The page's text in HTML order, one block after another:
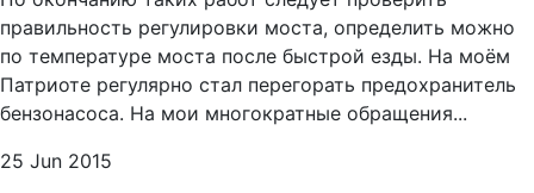
правильность регулировки моста, определить можно
по температуре моста после быстрой езды. На моём
Патриоте регулярно стал перегорать предохранитель
бензонасоса. На мои многократные обращения...
25 Jun 2015